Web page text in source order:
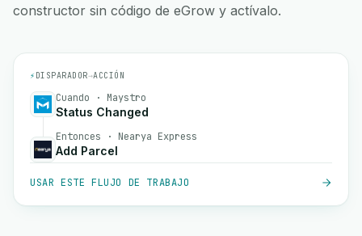
constructor sin código de eGrow y actívalo.
⚡ DISPARADOR→ACCIÓN
Cuando · Maystro
Status Changed
Entonces · Nearya Express
Add Parcel
USAR ESTE FLUJO DE TRABAJO